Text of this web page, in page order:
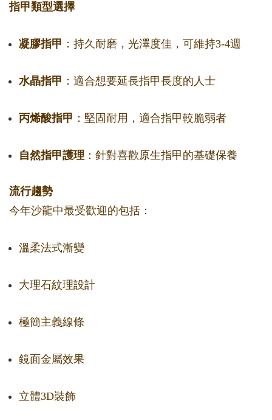
指甲類型選擇
凝膠指甲 ：持久耐磨，光澤度佳，可維持3-4週
水晶指甲 ：適合想要延長指甲長度的人士
丙烯酸指甲 ：堅固耐用，適合指甲較脆弱者
自然指甲護理 ：針對喜歡原生指甲的基礎保養
流行趨勢
今年沙龍中最受歡迎的包括：
溫柔法式漸變
大理石紋理設計
極簡主義線條
鏡面金屬效果
立體3D裝飾